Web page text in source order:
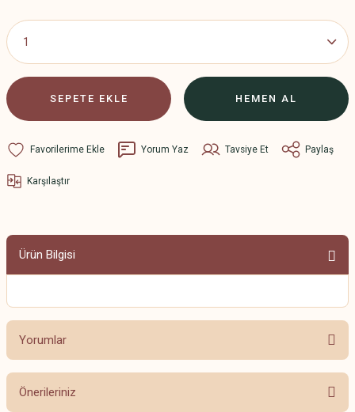
SEPETE EKLE HEMEN AL
Yorum Yaz Tavsiye Et Paylaş
Karşılaştır
Ürün Bilgisi
Yorumlar
Bu ürüne ilk yorumu siz yapın!
Önerileriniz